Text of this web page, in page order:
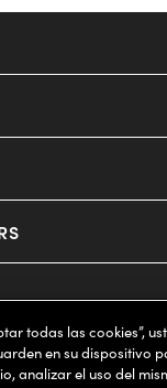
todas las cookies”,
en su dispositivo
analizar el uso del